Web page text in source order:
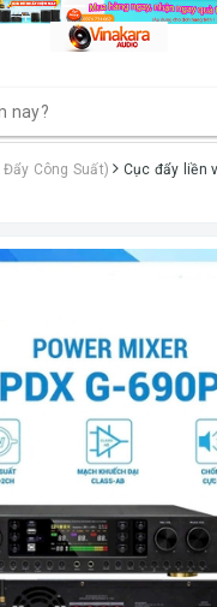
Công Suất)
Cục đẩy liền